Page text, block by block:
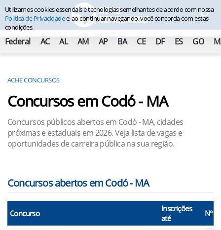
Federal AC AL AM AP BA CE DF ES GO
ACHE CONCURSOS
Concursos em Codó - MA
Concursos públicos abertos em Codó - MA, cidades
próximas e estaduais em 2026. Veja lista de vagas e
oportunidades de carreira pública na sua região.
Concursos abertos em Codó - MA
Concurso
Inscrições
até
N°
Utilizamos cookies essenciais e tecnologias semelhantes de acordo com nossa
Política de Privacidadee, ao continuar navegando, você concorda com estas
condições.